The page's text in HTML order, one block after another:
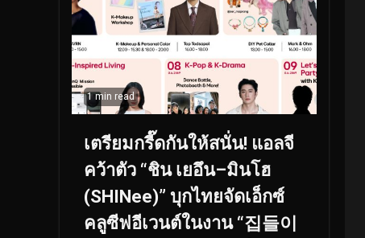
1 min read
เตรียมกรี๊ดกันให้สนั่น! แอลจี
คว้าตัว “ชิน เยอึน–มินโฮ
(SHINee)” บุกไทยจัดเอ็กซ์
คลูซีฟอีเวนต์ในงาน “집들이